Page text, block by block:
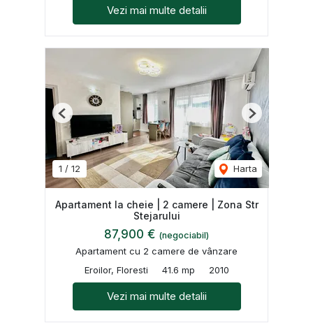
Vezi mai multe detalii
1 / 12 Harta
Previous Next
Apartament la cheie | 2 camere | Zona Str
Stejarului
87,900 € (negociabil)
Apartament cu 2 camere de vânzare
Eroilor, Floresti
41.6 mp 2010
Vezi mai multe detalii